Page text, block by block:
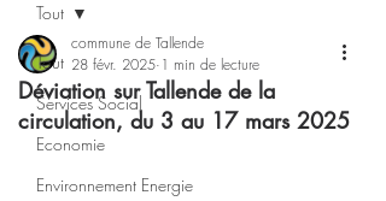
Tout
Services Social
Economie
Environnement Energie
Tout
Déviation sur Tallende de la
circulation, du 3 au 17 mars 2025
commune de Tallende
28 févr. 2025 1 min de lecture